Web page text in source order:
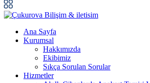
Ana Sayfa
Kurumsal
Hakkımızda
Ekibimiz
Sıkça Sorulan Sorular
Hizmetler